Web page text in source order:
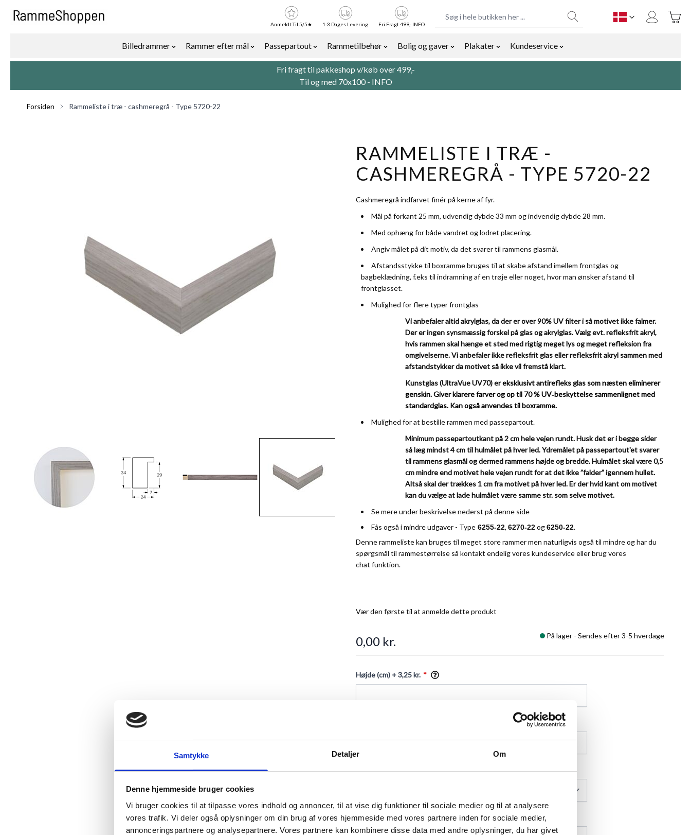
Samtykke Detaljer Om
Denne hjemmeside bruger cookies
Vi bruger cookies til at tilpasse vores indhold og annoncer, til at vise dig funktioner til sociale medier og til at analysere
vores trafik. Vi deler også oplysninger om din brug af vores hjemmeside med vores partnere inden for sociale medier,
annonceringspartnere og analysepartnere. Vores partnere kan kombinere disse data med andre oplysninger, du har givet
Billedrammer
Rammer efter mål
Passepartout
Rammetilbehør
Bolig og gaver
Plakater
Kundeservice
Anmeldt Til 5/5★ 1-3 Dages Levering Fri Fragt 499,- INFO DK
Fri fragt til pakkeshop v/køb over 499,-
Til og med 70x100 - INFO
Forsiden Rammeliste i træ - cashmeregrå - Type 5720-22
RAMMELISTE I TRÆ -
CASHMEREGRÅ - TYPE 5720-22
Cashmeregrå indfarvet finér på kerne af fyr.
Mål på forkant 25 mm, udvendig dybde 33 mm og indvendig dybde 28 mm.
Med ophæng for både vandret og lodret placering.
Angiv målet på dit motiv, da det svarer til rammens glasmål.
Afstandsstykke til boxramme bruges til at skabe afstand imellem frontglas og
bagbeklædning, f.eks til indramning af en trøje eller noget, hvor man ønsker afstand til
frontglasset.
Mulighed for flere typer frontglas
Vi anbefaler altid akrylglas, da der er over 90% UV filter i så motivet ikke falmer.
Der er ingen synsmæssig forskel på glas og akrylglas.Vælg evt. refleksfrit akryl,
hvis rammen skal hænge et sted med rigtig meget lys og meget refleksion fra
omgivelserne.Vi anbefaler ikke refleksfrit glas eller refleksfrit akryl sammen med
afstandstykker da motivet så ikke vil fremstå klart.
Kunstglas (UltraVue UV70) ereksklusivt antirefleks glas som næsten eliminerer
genskin. Giver klarere farver og op til 70% UV‑beskyttelse sammenlignet med
standardglas. Kan også anvendes til boxramme.
Mulighed for at bestille rammen med passepartout.
Minimum passepartoutkant på 2 cm hele vejen rundt. Husk det er i begge sider
så læg mindst 4 cm til hulmålet på hver led. Ydremålet på passepartout'et svarer
til rammens glasmål og dermed rammens højde og bredde. Hulmålet skal være 0,5
cm mindre end motivet hele vejen rundt for at det ikke ”falder” igennem hullet.
Altså skal der trækkes 1 cm fra motivet på hver led. Er der hvid kant om motivet
kan du vælge at lade hulmålet være samme str. som selve motivet.
Se mere under beskrivelse nederst på denne side
Fås også i mindre udgaver - Type 6255-22, 6270-22og6250-22.
Denne rammeliste kan bruges til meget store rammer men naturligvis også til mindre og har du
spørgsmål til rammestørrelse så kontakt endelig vores kundeserviceeller brug vores
chat funktion.
Vær den første til at anmelde dette produkt
0,00 kr. På lager - Sendes efter 3-5 hverdage
Højde (cm) + 3,25 kr.
Afstandsstykke til boxramme
Frontglas